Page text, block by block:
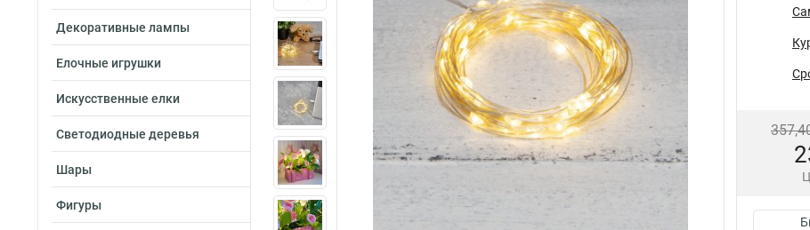
Декоративные лампы
Елочные игрушки
Искусственные елки
Светодиодные деревья
Шары
Фигуры